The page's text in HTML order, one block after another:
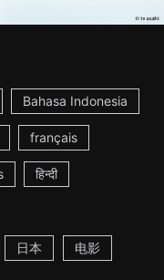
Bahasa Indonesia
français
हिन्दी
日本 电影